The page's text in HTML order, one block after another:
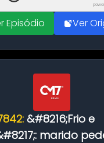
Episódio Ver
&#8216;Frio e
marido